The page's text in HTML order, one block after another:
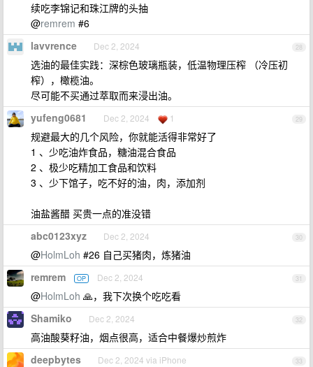
续吃李锦记和珠江牌的头抽
@remrem #6
28
lavvrence Dec 2, 2024
选油的最佳实践：深棕色玻璃瓶装，低温物理压榨 （冷压初
榨），橄榄油。
尽可能不买通过萃取而来浸出油。
29
yufeng0681 Dec 2, 2024 1
规避最大的几个风险，你就能活得非常好了
1 、少吃油炸食品，糖油混合食品
2 、极少吃精加工食品和饮料
3 、少下馆子，吃不好的油，肉，添加剂
油盐酱醋 买贵一点的准没错
30
abc0123xyz Dec 2, 2024
@HolmLoh #26 自己买猪肉，炼猪油
31
remrem OP Dec 2, 2024
@HolmLoh 🙏，我下次换个吃吃看
32
Shamiko Dec 2, 2024
高油酸葵籽油，烟点很高，适合中餐爆炒煎炸
33
deepbytes Dec 2, 2024 via iPhone